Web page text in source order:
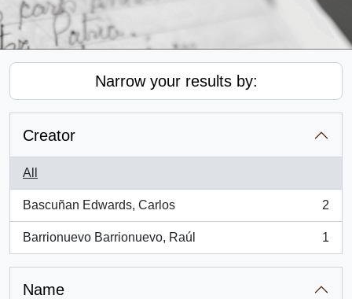
Narrow your results by:
Creator
All
Bascuñan Edwards, Carlos
, 2 results
2
Barrionuevo Barrionuevo, Raúl
, 1 results
1
Name